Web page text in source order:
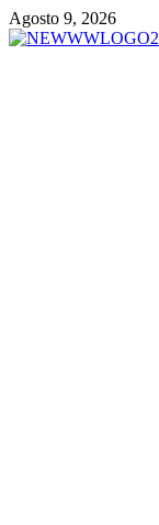
Vai
al
Agosto 9, 2026